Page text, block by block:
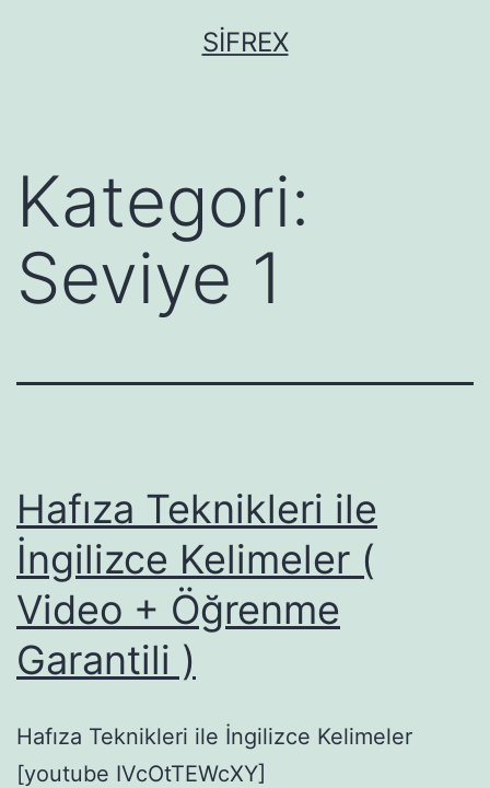
SIFREX
Kategori:
Seviye 1
Hafıza Teknikleri ile
İngilizce Kelimeler (
Video + Öğrenme
Garantili )
Hafıza Teknikleri ile İngilizce Kelimeler
[youtube IVcOtTEWcXY]